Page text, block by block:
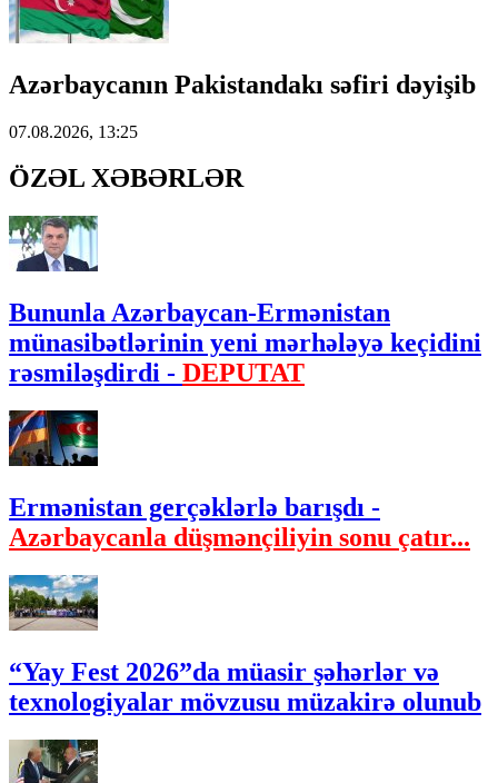
Azərbaycanın Pakistandakı səfiri dəyişib
07.08.2026, 13:25
ÖZƏL XƏBƏRLƏR
Bununla Azərbaycan-Ermənistan
münasibətlərinin yeni mərhələyə keçidini
rəsmiləşdirdi - DEPUTAT
Ermənistan gerçəklərlə barışdı -
Azərbaycanla düşmənçiliyin sonu çatır...
“Yay Fest 2026”da müasir şəhərlər və
texnologiyalar mövzusu müzakirə olunub